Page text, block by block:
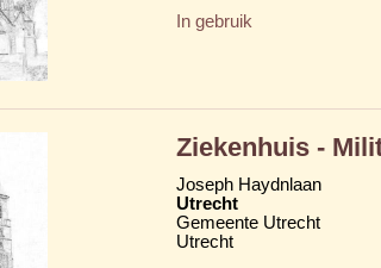
In gebruik
Ziekenhuis -
Joseph Haydnlaan
Utrecht
Gemeente Utrecht
Utrecht